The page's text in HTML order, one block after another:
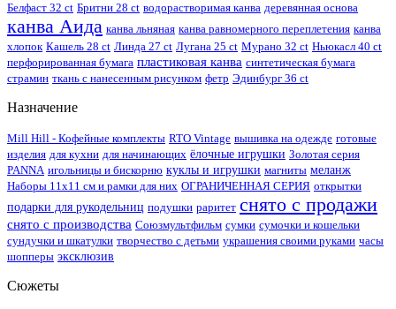
Белфаст 32 ct Бритни 28 ct водорастворимая канва деревянная основа
канва Аида канва льняная канва равномерного переплетения канва
хлопок Кашель 28 ct Линда 27 ct Лугана 25 ct Мурано 32 ct Ньюкасл 40 ct
перфорированная бумага пластиковая канва синтетическая бумага
страмин ткань с нанесенным рисунком фетр Эдинбург 36 ct
Назначение
Mill Hill - Кофейные комплекты RTO Vintage вышивка на одежде готовые
изделия для кухни для начинающих ёлочные игрушки Золотая серия
PANNA игольницы и бискорню куклы и игрушки магниты меланж
Наборы 11х11 см и рамки для них ОГРАНИЧЕННАЯ СЕРИЯ открытки
подарки для рукодельниц подушки раритет снято с продажи
снято с производства Союзмультфильм сумки сумочки и кошельки
сундучки и шкатулки творчество с детьми украшения своими руками часы
шопперы эксклюзив
Сюжеты